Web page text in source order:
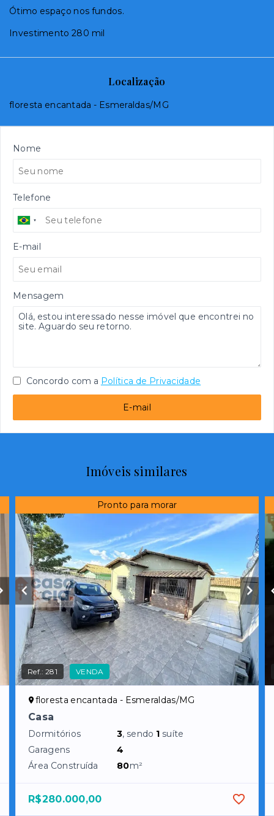
Ótimo espaço nos fundos.
Investimento 280 mil
Localização
floresta encantada - Esmeraldas/MG
Nome
Telefone
E-mail
Mensagem
Concordo com a Política de Privacidade
E-mail
Imóveis similares
Pronto para morar
Ref.:281 VENDA
floresta encantada - Esmeraldas/MG
Casa
Dormitórios 3, sendo 1 suíte
Garagens
4
Área Construída
80m²
R$280.000,00